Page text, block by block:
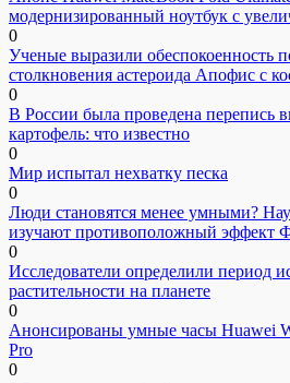
модернизированный ноутбук с
0
Ученые выразили обеспокоенность
столкновения астероида Апофис с
0
В России была проведена перепись
картофель: что известно
0
Мир испытал нехватку песка
0
Люди становятся менее умными?
изучают противоположный эффект
0
Исследователи определили период
растительности на планете
0
Анонсированы умные часы Huawei
Pro
0